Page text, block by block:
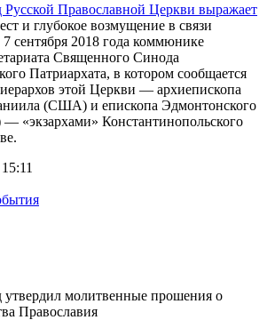
Православной Церкви выражает
и глубокое возмущение в связи
сентября 2018 года коммюнике
Священного Синода
Патриархата, в котором сообщается
этой Церкви — архиепископа
(США) и епископа Эдмонтонского
«экзархами» Константинопольского
молитвенные прошения о
Православия